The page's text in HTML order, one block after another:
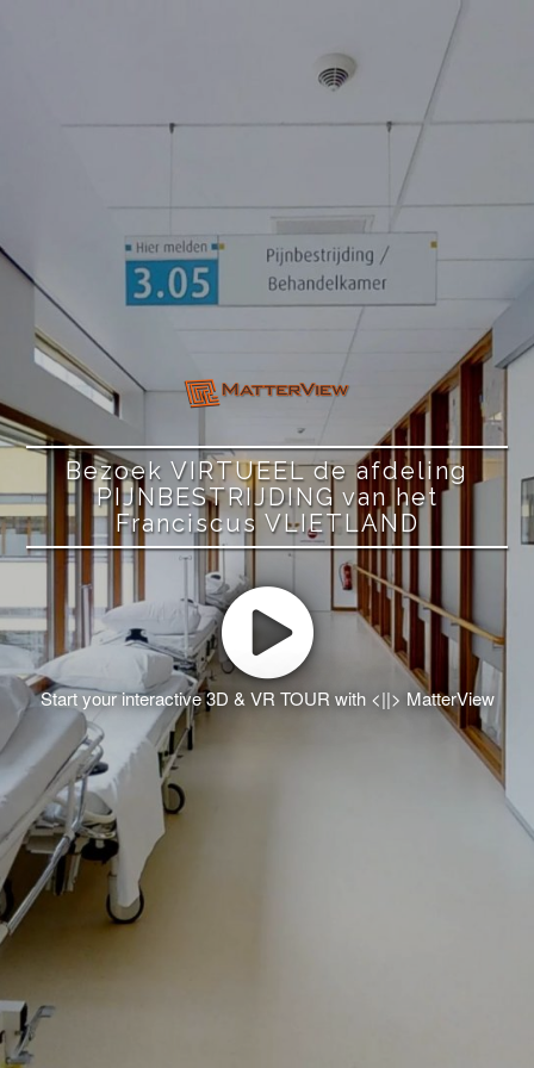
Bezoek VIRTUEEL de afdeling
PIJNBESTRIJDING van het
Franciscus VLIETLAND
Start your interactive 3D & VR TOUR with <||> MatterView